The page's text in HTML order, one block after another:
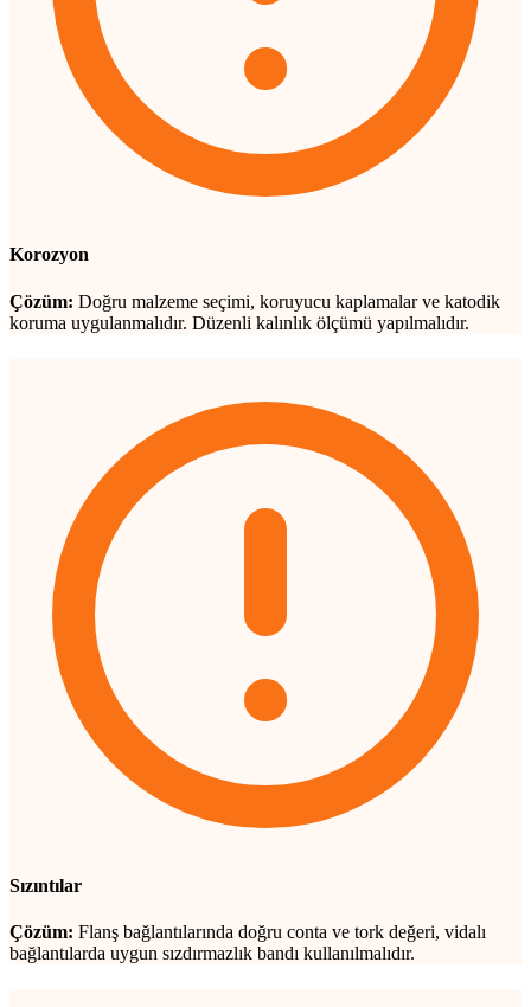
Korozyon
Çözüm: Doğru malzeme seçimi, koruyucu kaplamalar ve katodik
koruma uygulanmalıdır. Düzenli kalınlık ölçümü yapılmalıdır.
Sızıntılar
Çözüm: Flanş bağlantılarında doğru conta ve tork değeri, vidalı
bağlantılarda uygun sızdırmazlık bandı kullanılmalıdır.